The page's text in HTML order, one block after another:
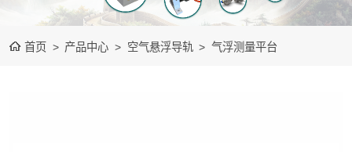
首页 > 产品中心 > 空气悬浮导轨 > 气浮测量平台
空气悬浮导轨
测量检测整机